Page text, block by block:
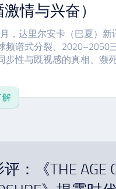
激情与兴奋）
，达里尔安卡（巴夏）
频谱式分裂、2020–2050
步性与既视感的真相、濒
解
：《THE AGE